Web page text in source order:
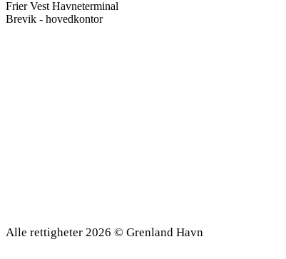
Frier Vest Havneterminal
Brevik - hovedkontor
Alle rettigheter 2026 © Grenland Havn